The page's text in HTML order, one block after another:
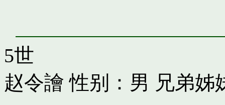
5世
赵令譮 性别：男 兄弟姊